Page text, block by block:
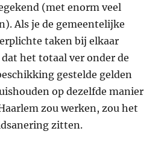
(met enorm veel
Als je de gemeentelijke
taken bij elkaar
het totaal ver onder de
gestelde gelden
op dezelfde manier
zou werken, zou het
zitten.